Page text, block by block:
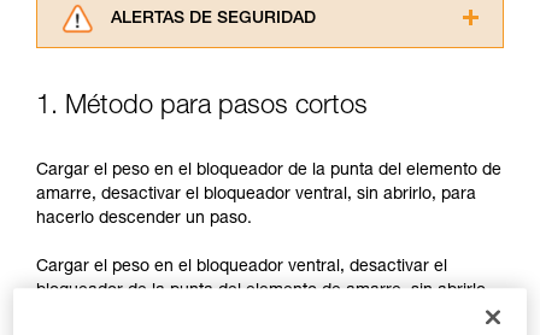
ALERTAS DE SEGURIDAD
consultarlo. Usted debe comprender la
comprender este complemento informativo.
Dominar estas técnicas requiere una formación
y un entrenamiento específico. Confirme a
través de un profesional su capacidad para
ejecutar estas técnicas, solo y con total
seguridad, antes de ejecutarlas de forma
1. Método para pasos cortos
Cargar el peso en el bloqueador de la punta del elemento de
amarre, desactivar el bloqueador ventral, sin abrirlo, para
hacerlo descender un paso.
Cargar el peso en el bloqueador ventral, desactivar el
bloqueador de la punta del elemento de amarre, sin abrirlo,